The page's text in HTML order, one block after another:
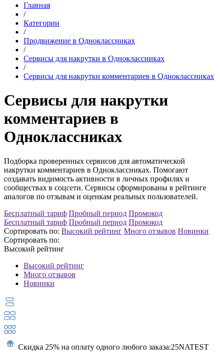
Главная
/
Категории
/
Продвижение в Одноклассниках
/
Сервисы для накрутки в Одноклассниках
/
Сервисы для накрутки комментариев в Одноклассниках
Сервисы для накрутки
комментариев в
Одноклассниках
Подборка проверенных сервисов для автоматической
накрутки комментариев в Одноклассниках. Помогают
создавать видимость активности в личных профилях и
сообществах в соцсети. Сервисы сформированы в рейтинге
аналогов по отзывам и оценкам реальных пользователей.
Бесплатный тариф Пробный период Промокод
Бесплатный тариф Пробный период Промокод
Сортировать по: Высокий рейтинг Много отзывов Новинки
Сортировать по:
Высокий рейтинг
Высокий рейтинг
Много отзывов
Новинки
Скидка 25% на оплату одного любого заказа:25NATEST